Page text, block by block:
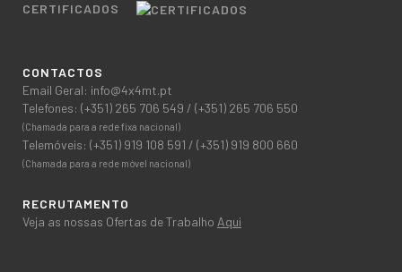
CERTIFICADOS
CONTACTOS
Email Geral: info@4x4mt.pt
Telefones: (+351) 265 706 549 / (+351) 265 706 550
(Chamada para a rede fixa nacional)
Telemóveis: (+351) 919 108 591 / (+351) 919 800 660
(Chamada para a rede móvel nacional)
RECRUTAMENTO
Veja as nossas Ofertas de Trabalho Aqui